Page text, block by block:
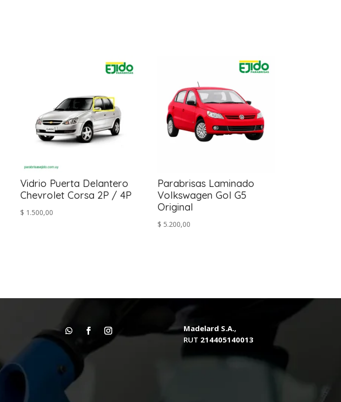
Vidrio Puerta Delantero
Chevrolet Corsa 2P / 4P
$ 1.500,00
Parabrisas Laminado
Volkswagen Gol G5
Original
$ 5.200,00
Madelard S.A.,
RUT 214405140013